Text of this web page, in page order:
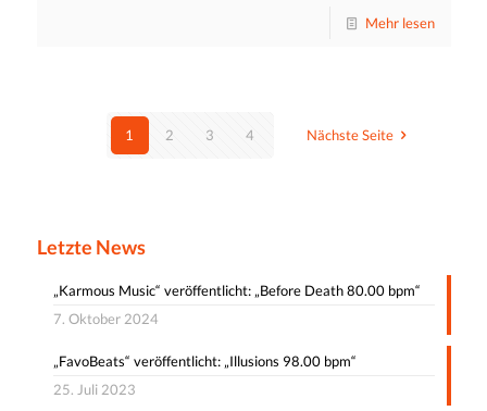
Mehr lesen
1 2 3 4 Nächste Seite
Letzte News
„Karmous Music“ veröffentlicht: „Before Death 80.00 bpm“
7. Oktober 2024
„FavoBeats“ veröffentlicht: „Illusions 98.00 bpm“
25. Juli 2023